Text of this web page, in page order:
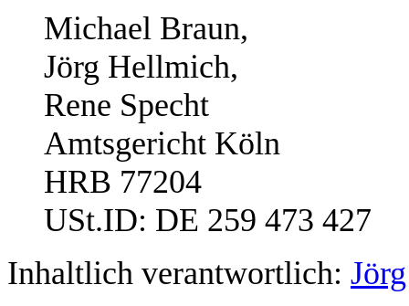
Michael Braun,
Jörg Hellmich,
Rene Specht
Amtsgericht Köln
HRB 77204
USt.ID: DE 259 473 427
Inhaltlich verantwortlich: